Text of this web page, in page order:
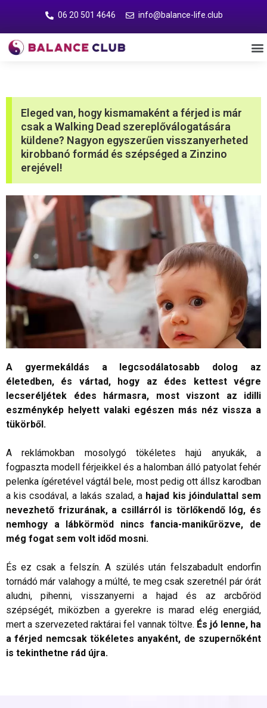
06 20 501 4646 info@balance-life.club
Eleged van, hogy kismamaként a férjed is már
csak a Walking Dead szereplőválogatására
küldene? Nagyon egyszerűen visszanyerheted
kirobbanó formád és szépséged a Zinzino
erejével!
A gyermekáldás a legcsodálatosabb dolog az
életedben, és vártad, hogy az édes kettest végre
lecseréljétek édes hármasra, most viszont az idilli
eszménykép helyett valaki egészen más néz vissza a
tükörből.
A reklámokban mosolygó tökéletes hajú anyukák, a
fogpaszta modell férjeikkel és a halomban álló patyolat fehér
pelenka ígéretével vágtál bele, most pedig ott állsz karodban
a kis csodával, a lakás szalad, a hajad kis jóindulattal sem
nevezhető frizurának, a csillárról is törlőkendő lóg, és
nemhogy a lábkörmöd nincs fancia-manikűrözve, de
még fogat sem volt időd mosni.
És ez csak a felszín. A szülés után felszabadult endorfin
tornádó már valahogy a múlté, te meg csak szeretnél pár órát
aludni, pihenni, visszanyerni a hajad és az arcbőröd
szépségét, miközben a gyerekre is marad elég energiád,
mert a szervezeted raktárai fel vannak töltve. És jó lenne, ha
a férjed nemcsak tökéletes anyaként, de szupernőként
is tekinthetne rád újra.